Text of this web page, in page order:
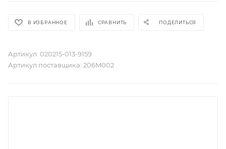
В ИЗБРАННОЕ СРАВНИТЬ ПОДЕЛИТЬСЯ
Артикул: 020215-013-9159
Артикул поставщика: 206M002